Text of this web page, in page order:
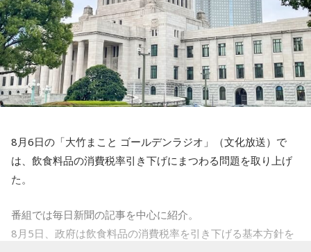
8月6日の「大竹まこと ゴールデンラジオ」（文化放送）で
は、飲食料品の消費税率引き下げにまつわる問題を取り上げ
た。
番組では毎日新聞の記事を中心に紹介。
8月5日、政府は飲食料品の消費税率を引き下げる基本方針を